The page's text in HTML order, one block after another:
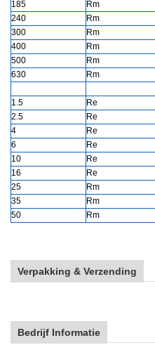
185 Rm
240
Rm
300
Rm
400
Rm
500
Rm
630
Rm
1.5 Re
2.5
Re
4
Re
6
Re
10
Re
16
Re
25
Rm
35
Rm
50
Rm
Verpakking & Verzending
Bedrijf Informatie